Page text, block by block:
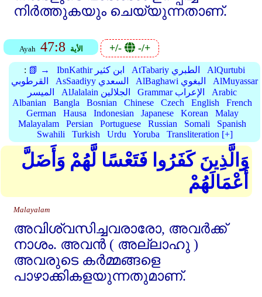
നിര്‍ത്തുകയും ചെയ്യുന്നതാണ്‌.
Ayah 47:8 الأية +/- -/+
: 📗 → IbnKathir ابن كثير AtTabariy الطبري
AlQurtubi
القرطوبي
AsSaadiyy السعدي AlBaghawi البغوي
AlMuyassar
الميسر
AlJalalain الجلالين Grammar الإعراب
Arabic
Albanian
Bangla Bosnian Chinese Czech English
French
German
Hausa Indonesian Japanese Korean
Malay
Malayalam
Persian Portuguese Russian Somali
Spanish
Swahili
Turkish Urdu Yoruba Transliteration [+]
وَالَّذِينَ كَفَرُوا فَتَعْسًا لَّهُمْ وَأَضَلَّ
أَعْمَالَهُمْ
Malayalam
അവിശ്വസിച്ചവരാരോ, അവര്‍ക്ക്‌
നാശം. അവന്‍ ( അല്ലാഹു )
അവരുടെ കര്‍മ്മങ്ങളെ
പാഴാക്കികളയുന്നതുമാണ്‌.